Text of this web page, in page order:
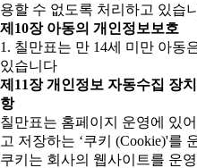
용할 수 없도록 처리하고 있습
제10장 아동의 개인정보보호
1. 칠만표는 만 14세 미만 아동
있습니다
제11장 개인정보 자동수집 장
항
칠만표는 홈페이지 운영에 있
고 저장하는 ‘쿠키 (Cookie)'를
쿠키는 회사의 웹사이트를 운